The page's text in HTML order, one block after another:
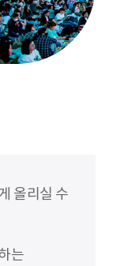
올리실 수
는